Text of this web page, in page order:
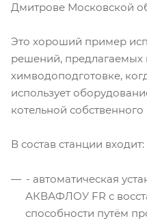
Дмитрове Московской
Это хороший пример
решений, предлагаемых
химводоподготовке,
использует
котельной
В состав станции входит:
- автоматическая
АКВАФЛОУ FR с
способности путём